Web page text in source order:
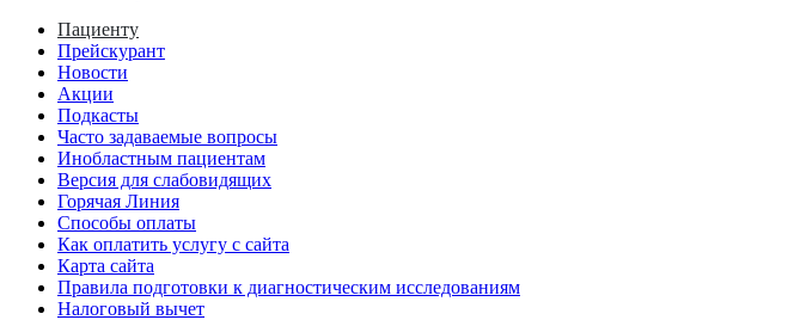
Пациенту
Прейскурант
Новости
Акции
Подкасты
Часто задаваемые вопросы
Инобластным пациентам
Версия для слабовидящих
Горячая Линия
Способы оплаты
Как оплатить услугу с сайта
Карта сайта
Правила подготовки к диагностическим исследованиям
Налоговый вычет